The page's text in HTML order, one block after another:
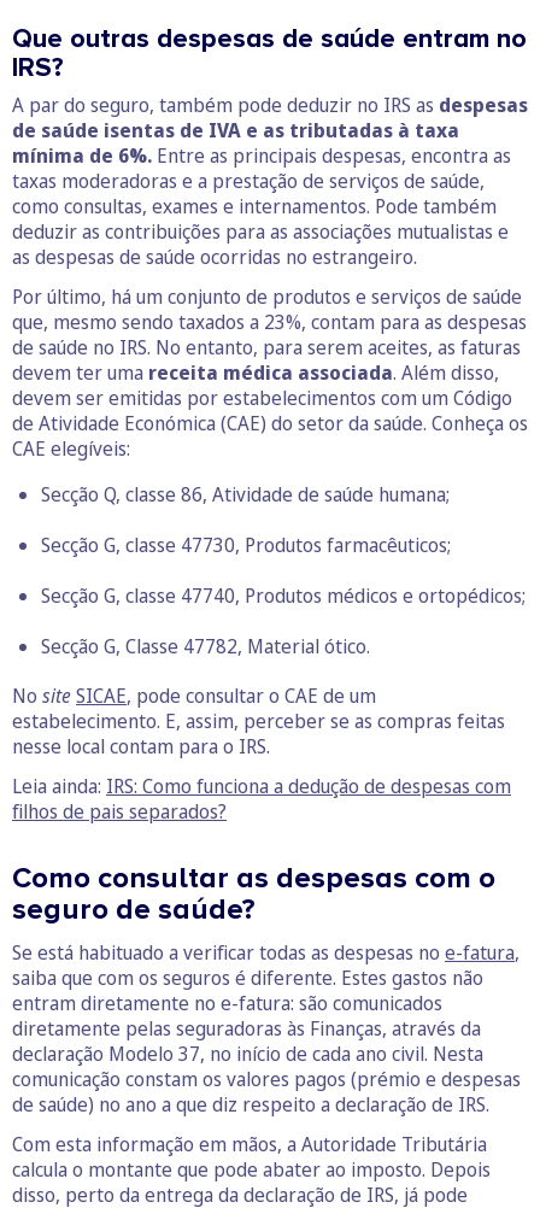
Que outras despesas de saúde entram no
IRS?
A par do seguro, também pode deduzir no IRS as despesas
de saúde isentas de IVA e as tributadas à taxa
mínima de 6%. Entre as principais despesas, encontra as
taxas moderadoras e a prestação de serviços de saúde,
como consultas, exames e internamentos. Pode também
deduzir as contribuições para as associações mutualistas e
as despesas de saúde ocorridas no estrangeiro.
Por último, há um conjunto de produtos e serviços de saúde
que, mesmo sendo taxados a 23%, contam para as despesas
de saúde no IRS. No entanto, para serem aceites, as faturas
devem ter uma receita médica associada. Além disso,
devem ser emitidas por estabelecimentos com um Código
de Atividade Económica (CAE) do setor da saúde. Conheça os
CAE elegíveis:
Secção Q, classe 86, Atividade de saúde humana;
Secção G, classe 47730, Produtos farmacêuticos;
Secção G, classe 47740, Produtos médicos e ortopédicos;
Secção G, Classe 47782, Material ótico.
No siteSICAE, pode consultar o CAE de um
estabelecimento. E, assim, perceber se as compras feitas
nesse local contam para o IRS.
Leia ainda: IRS: Como funciona a dedução de despesas com
filhos de pais separados?
Como consultar as despesas com o
seguro de saúde?
Se está habituado a verificar todas as despesas no e-fatura,
saiba que com os seguros é diferente. Estes gastos não
entram diretamente no e-fatura: são comunicados
diretamente pelas seguradoras às Finanças, através da
declaração Modelo 37, no início de cada ano civil. Nesta
comunicação constam os valores pagos (prémio e despesas
de saúde) no ano a que diz respeito a declaração de IRS.
Com esta informação em mãos, a Autoridade Tributária
calcula o montante que pode abater ao imposto. Depois
disso, perto da entrega da declaração de IRS, já pode